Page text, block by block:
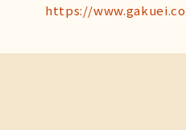
https://